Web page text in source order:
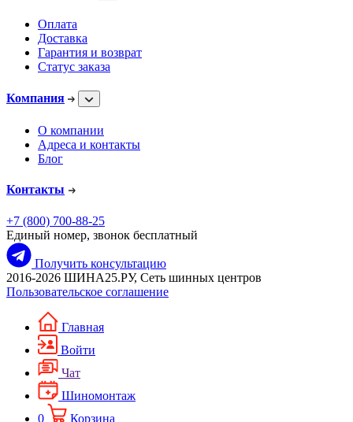
Оплата
Доставка
Гарантия и возврат
Статус заказа
Компания
О компании
Адреса и контакты
Блог
Контакты
+7 (800) 700-88-25
Единый номер, звонок бесплатный
Получить консультацию
2016-2026 ШИНА25.РУ, Сеть шинных центров
Пользовательское соглашение
Главная
Войти
Чат
Шиномонтаж
0
Корзина